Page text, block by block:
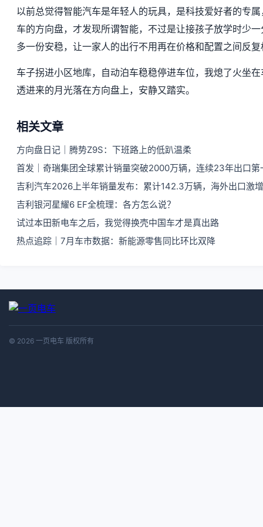
以前总觉得智能汽车是年轻人的玩具，是科技爱好者的专
车的方向盘，才发现所谓智能，不过是让接孩子放学时少
多一份安稳，让一家人的出行不用再在价格和配置之间反
车子拐进小区地库，自动泊车稳稳停进车位，我熄了火坐
透进来的月光落在方向盘上，安静又踏实。
相关文章
方向盘日记｜腾势Z9S：下班路上的低趴温柔
首发｜奇瑞集团全球累计销量突破2000万辆，连续23年出口第
吉利汽车2026上半年销量发布：累计142.3万辆，海外出口激
吉利银河星耀6 EF全梳理：各方怎么说？
试过本田新电车之后，我觉得换壳中国车才是真出路
热点追踪｜7月车市数据：新能源零售同比环比双降
© 2026 一页电车 版权所有